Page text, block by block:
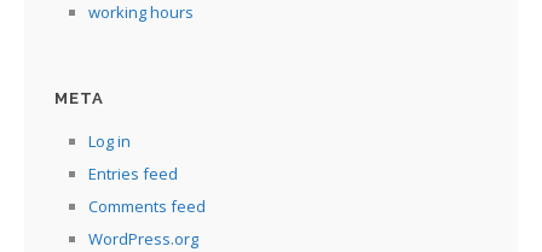
working hours
META
Log in
Entries feed
Comments feed
WordPress.org